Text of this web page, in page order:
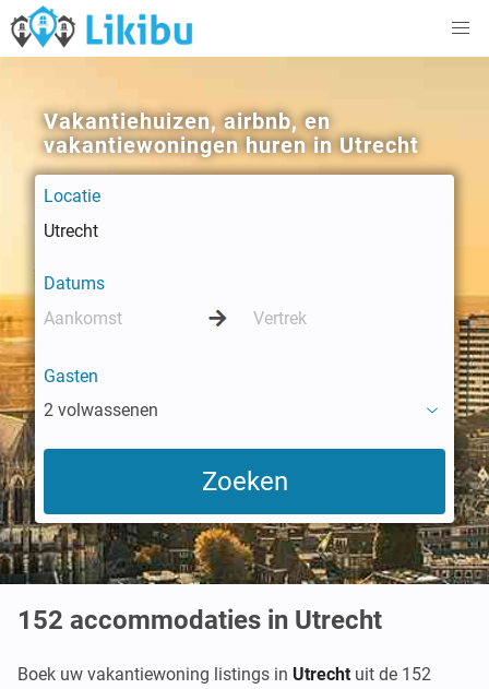
Vakantiehuizen, airbnb, en
vakantiewoningen huren in Utrecht
Locatie
Datums
Gasten
2 volwassenen
152 accommodaties in Utrecht
Boek uw vakantiewoning listings in Utrecht uit de 152